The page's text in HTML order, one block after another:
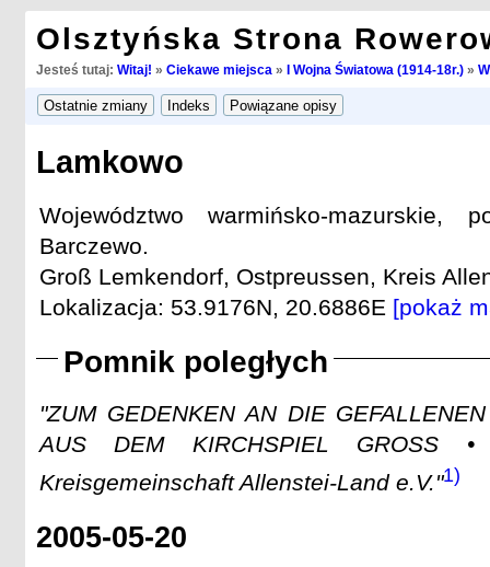
Olsztyńska Strona
Jesteś tutaj: Witaj! » Ciekawe miejsca » I Wojna Światowa (1914-18r.)»
Lamkowo
Województwo warmińsko-mazurskie,
Barczewo.
Groß Lemkendorf, Ostpreussen, Kreis
Lokalizacja: 53.9176N, 20.6886E [pokaż
Pomnik poległych
"ZUM GEDENKEN AN DIE
AUS DEM KIRCHSPIEL GROSS
Kreisgemeinschaft Allenstei-Land e.V."1)
2005-05-20